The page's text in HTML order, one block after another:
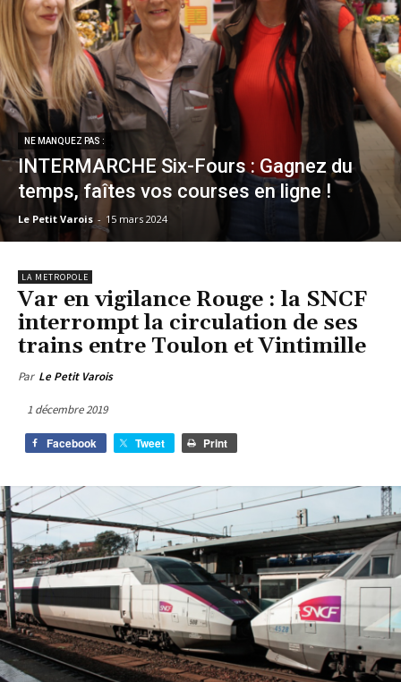
NE MANQUEZ PAS :
INTERMARCHE Six-Fours : Gagnez du
temps, faîtes vos courses en ligne !
Le Petit Varois - 15 mars 2024
LA METROPOLE
Var en vigilance Rouge : la SNCF
interrompt la circulation de ses
trains entre Toulon et Vintimille
Par Le Petit Varois
1 décembre 2019
Facebook Tweet Print